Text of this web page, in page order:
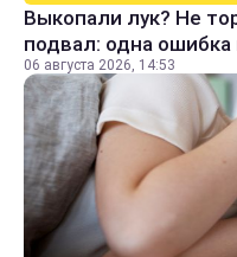
Выкопали лук? Не
подвал: одна
06 августа 2026, 14:53